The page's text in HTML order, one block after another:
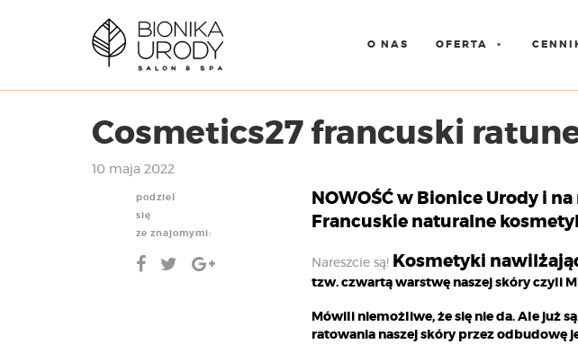
O NAS OFERTA
Cosmetics27 francuski
10 maja 2022
NOWOŚĆ w Bionice Urody i
Francuskie naturalne
Nareszcie są!Kosmetyki
tzw. czwartą warstwę naszej skóry czyli
Mówili niemożliwe, że się nie da. Ale już
ratowania naszej skóry przez odbudowę
podziel
się
ze znajomymi: